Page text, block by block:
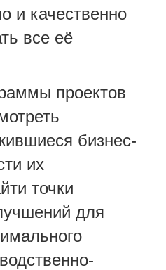
и качественно
все её
проектов
бизнес-
их
точки
для